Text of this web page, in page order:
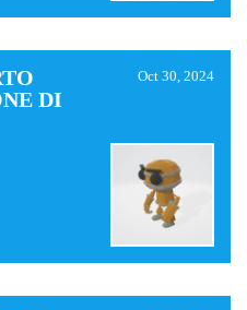
DI
Oct 30, 2024